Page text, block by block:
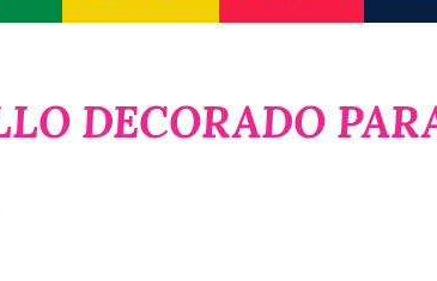
DECORADO